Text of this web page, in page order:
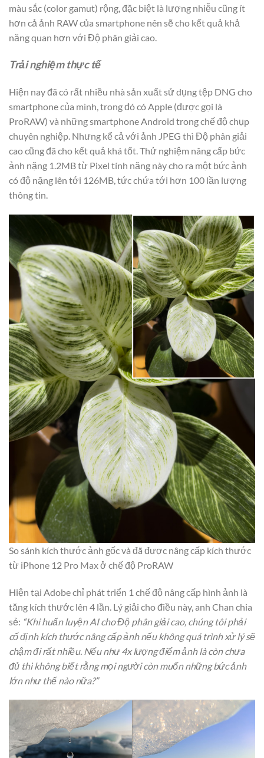
màu sắc (color gamut) rộng, đặc biệt là lượng nhiễu cũng ít
hơn cả ảnh RAW của smartphone nên sẽ cho kết quả khả
năng quan hơn với Độ phân giải cao.
Trải nghiệm thực tế
Hiện nay đã có rất nhiều nhà sản xuất sử dụng tệp DNG cho
smartphone của mình, trong đó có Apple (được gọi là
ProRAW) và những smartphone Android trong chế độ chụp
chuyên nghiệp. Nhưng kể cả với ảnh JPEG thì Độ phân giải
cao cũng đã cho kết quả khá tốt. Thử nghiệm nâng cấp bức
ảnh nặng 1.2MB từ Pixel tính năng này cho ra một bức ảnh
có độ nặng lên tới 126MB, tức chứa tới hơn 100 lần lượng
thông tin.
So sánh kích thước ảnh gốc và đã được nâng cấp kích thước
từ iPhone 12 Pro Max ở chế độ ProRAW
Hiện tại Adobe chỉ phát triển 1 chế độ nâng cấp hình ảnh là
tăng kích thước lên 4 lần. Lý giải cho điều này, anh Chan chia
sẻ: “Khi huấn luyện AI cho Độ phân giải cao, chúng tôi phải
cố định kích thước nâng cấp ảnh nếu không quá trình xử lý sẽ
chậm đi rất nhiều. Nếu như 4x lượng điểm ảnh là còn chưa
đủ thì không biết rằng mọi người còn muốn những bức ảnh
lớn như thế nào nữa?”